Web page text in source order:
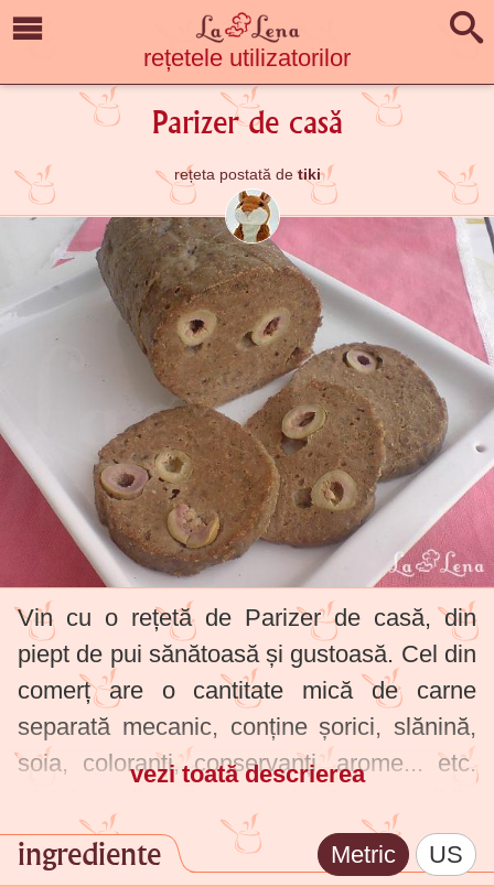
rețetele utilizatorilor
Parizer de casă
rețeta postată detiki
Vin cu o rețetă de Parizer de casă, din
piept de pui sănătoasă și gustoasă. Cel din
comerț are o cantitate mică de carne
separată mecanic, conține șorici, slănină,
soia, coloranți, conservanți, arome... etc.
oricui, se face și foarte ușor și repede. Se
poate face cu diferite feluri de carne (vită,
vezi toată descrierea
ingrediente Metric US